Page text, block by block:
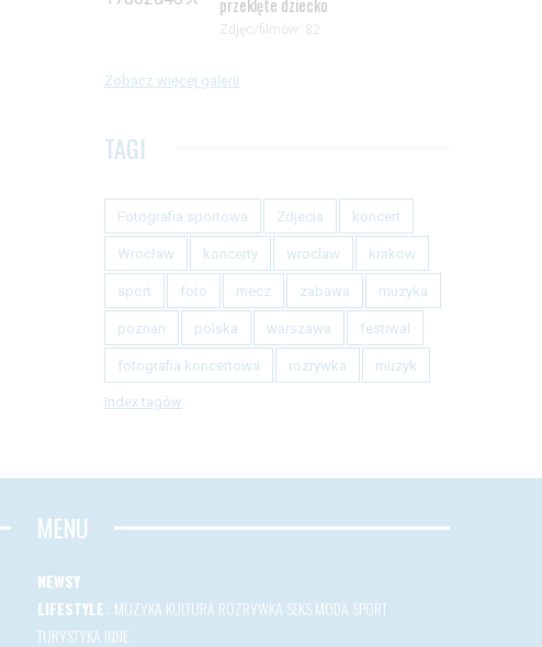
przeklęte dziecko
Zdjęc/filmów: 82
Zobacz więcej galerii
TAGI
Fotografia sportowa Zdjecia koncert
Wrocław koncerty wroclaw krakow
sport foto mecz zabawa muzyka
poznan polska warszawa festiwal
fotografia koncertowa rozrywka muzyk
Index tagów
MENU
NEWSY
LIFESTYLE : MUZYKA KULTURA ROZRYWKA SEKSMODA SPORT
TURYSTYKA INNE